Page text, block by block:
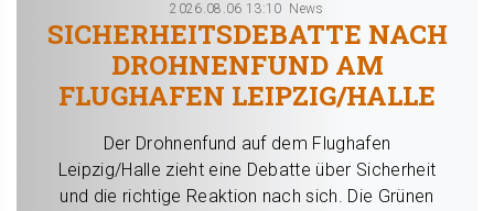
2026.08.06 13:10 News
SICHERHEITSDEBATTE NACH
DROHNENFUND AM
FLUGHAFEN LEIPZIG/HALLE
Der Drohnenfund auf dem Flughafen
Leipzig/Halle zieht eine Debatte über Sicherheit
und die richtige Reaktion nach sich. Die Grünen